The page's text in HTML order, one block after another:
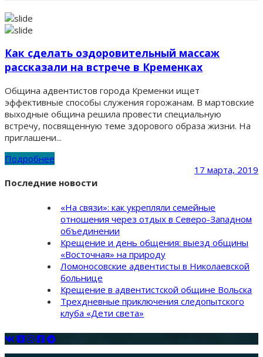
Как сделать оздоровительный массаж
рассказали на встрече в Кременках
Община адвентистов города Кременки ищет
эффективные способы служения горожанам. В мартовские
выходные община решила провести специальную
встречу, посвященную теме здорового образа жизни. На
приглашени...
Подробнее
17 марта, 2019
Последние новости
«На связи»: как укрепляли семейные
отношения через отдых в Северо-Западном
объединении
Крещение и день общения: выезд общины
«Восточная» на природу
Ломоносовские адвентисты в Николаевской
больнице
Крещение в адвентистской общине Вольска
Трехдневные приключения следопытского
клуба «Дети света»